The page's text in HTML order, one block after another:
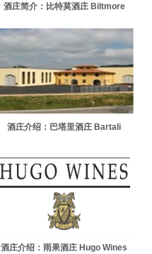
酒庄简介：比特莫酒庄 Biltmore
酒庄介绍：巴塔里酒庄 Bartali
酒庄介绍：雨果酒庄 Hugo Wines